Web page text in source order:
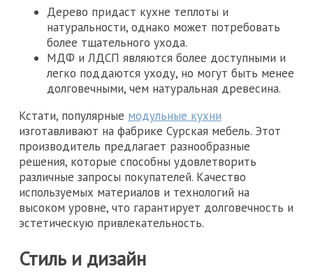
Дерево придаст кухне теплоты и
натуральности, однако может потребовать
более тщательного ухода.
МДФ и ЛДСП являются более доступными и
легко поддаются уходу, но могут быть менее
долговечными, чем натуральная древесина.
Кстати, популярные модульные кухни
изготавливают на фабрике Сурская мебель. Этот
производитель предлагает разнообразные
решения, которые способны удовлетворить
различные запросы покупателей. Качество
используемых материалов и технологий на
высоком уровне, что гарантирует долговечность и
эстетическую привлекательность.
Стиль и дизайн